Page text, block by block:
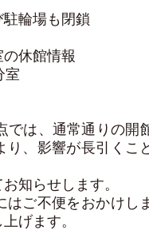
輪場も閉鎖
休館情報
室
では、通常通りの開
り、影響が長引くこ
知らせします。
はご不便をおかけし
げます。